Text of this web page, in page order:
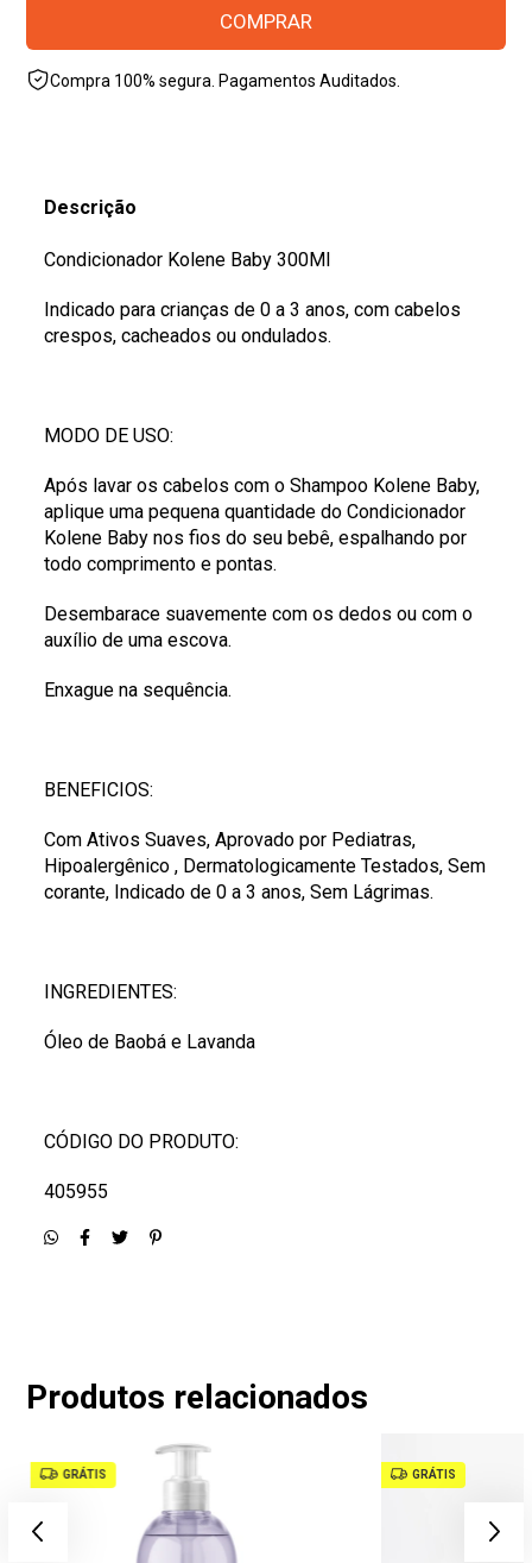
Compra 100% segura. Pagamentos Auditados.
Descrição
Condicionador Kolene Baby 300Ml
Indicado para crianças de 0 a 3 anos, com cabelos
crespos, cacheados ou ondulados.
MODO DE USO:
Após lavar os cabelos com o Shampoo Kolene Baby,
aplique uma pequena quantidade do Condicionador
Kolene Baby nos fios do seu bebê, espalhando por
todo comprimento e pontas.
Desembarace suavemente com os dedos ou com o
auxílio de uma escova.
Enxague na sequência.
BENEFICIOS:
Com Ativos Suaves, Aprovado por Pediatras,
Hipoalergênico , Dermatologicamente Testados, Sem
corante, Indicado de 0 a 3 anos, Sem Lágrimas.
INGREDIENTES:
Óleo de Baobá e Lavanda
CÓDIGO DO PRODUTO:
405955
Produtos relacionados
GRÁTIS GRÁTIS